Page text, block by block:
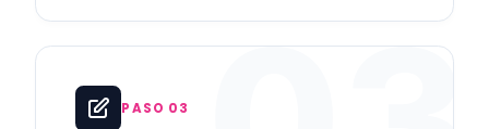
PASO 03